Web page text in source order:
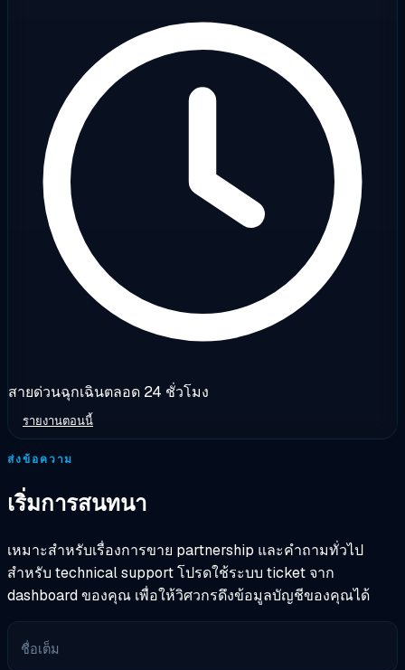
สายด่วนฉุกเฉินตลอด 24 ชั่วโมง
รายงานตอนนี้
ส่งข้อความ
เริ่มการสนทนา
เหมาะสำหรับเรื่องการขาย partnership และคำถามทั่วไป
สำหรับ technical support โปรดใช้ระบบ ticket จาก
dashboard ของคุณ เพื่อให้วิศวกรดึงข้อมูลบัญชีของคุณได้
ชื่อเต็ม